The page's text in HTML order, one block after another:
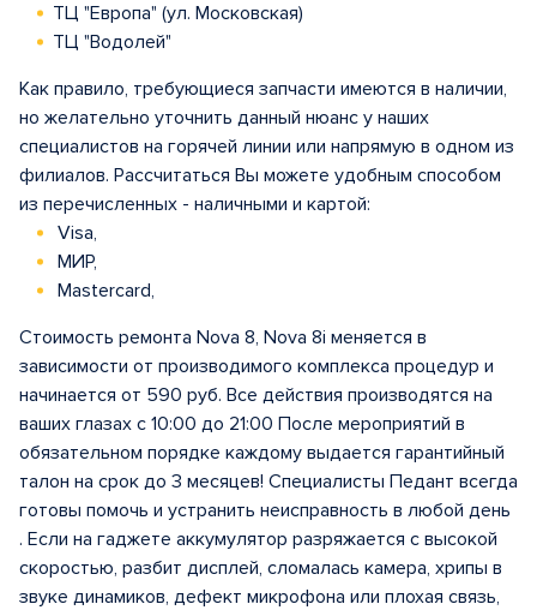
ТЦ "Европа" (ул. Московская)
ТЦ "Водолей"
Как правило, требующиеся запчасти имеются в наличии,
но желательно уточнить данный нюанс у наших
специалистов на горячей линии или напрямую в одном из
филиалов. Рассчитаться Вы можете удобным способом
из перечисленных - наличными и картой:
Visa,
МИР,
Mastercard,
Стоимость ремонта Nova 8, Nova 8i меняется в
зависимости от производимого комплекса процедур и
начинается от 590 руб. Все действия производятся на
ваших глазах с 10:00 до 21:00 После мероприятий в
обязательном порядке каждому выдается гарантийный
талон на срок до 3 месяцев! Специалисты Педант всегда
готовы помочь и устранить неисправность в любой день
. Если на гаджете аккумулятор разряжается с высокой
скоростью, разбит дисплей, сломалась камера, хрипы в
звуке динамиков, дефект микрофона или плохая связь,